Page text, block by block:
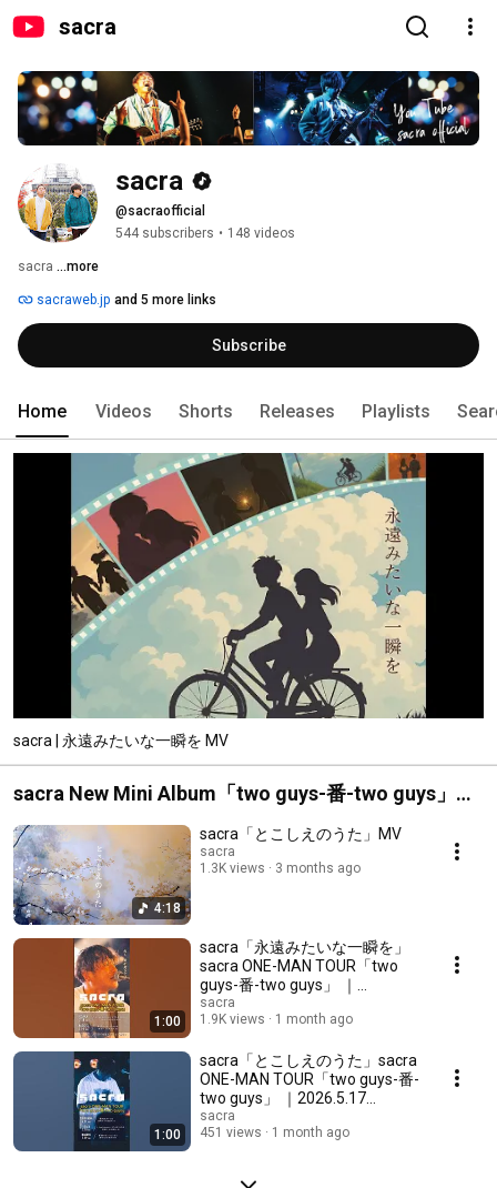
sacra
sacra
@sacraofficial
544 subscribers • 148 videos
sacra ...more
sacraweb.jp and 5 more links
Subscribe
Home Videos Shorts Releases Playlists
sacra | 永遠みたいな一瞬を MV
sacra New Mini Album「two guys-番-two guys」
2026.4.22 Release!!
4:18
sacra「とこしえのうた」MV
sacra
1.3K views
3 months ago
1:00
sacra「永遠みたいな一瞬を」
sacra ONE-MAN TOUR「two
guys-番-two guys」 ｜
2026.5.17 Shibuya La.mama
#sacra
sacra
1.9K views
1 month ago
1:00
sacra「とこしえのうた」sacra
ONE-MAN TOUR「two guys-番-
two guys」 ｜2026.5.17
Shibuya La.mama #sacra
sacra
451 views
1 month ago